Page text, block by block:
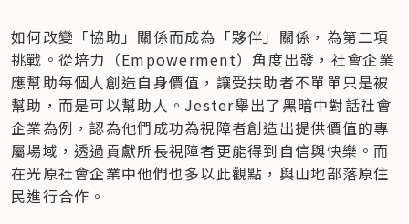
如何改變「協助」關係而成為「夥伴」關係，為第二項
挑戰。從培力（Empowerment）角度出發，社會企業
應幫助每個人創造自身價值，讓受扶助者不單單只是被
幫助，而是可以幫助人。Jester舉出了黑暗中對話社會
企業為例，認為他們成功為視障者創造出提供價值的專
屬場域，透過貢獻所長視障者更能得到自信與快樂。而
在光原社會企業中他們也多以此觀點，與山地部落原住
民進行合作。